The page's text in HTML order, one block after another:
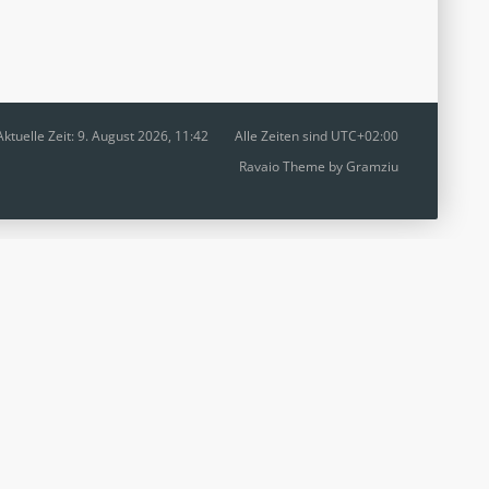
Alle Zeiten sind UTC+02:00
Zeit: 9. August 2026, 11:42
Ravaio Theme byGramziu